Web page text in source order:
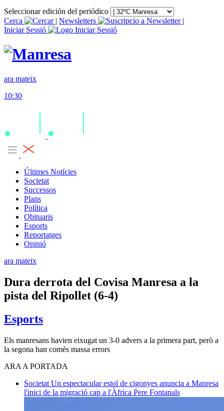
Seleccionar edición del periódico
Cerca
| Newsletters
|
Iniciar Sessió
ara mateix
10:30
Últimes Notícies
Societat
Successos
Plans
Política
Obituaris
Esports
Reportatges
Opinió
ara mateix
Dura derrota del Covisa Manresa a la
pista del Ripollet (6-4)
Esports
Els manresans havien eixugat un 3-0 advers a la primera part, però a
la segona han comès massa errors
ARA A PORTADA
Societat Un espectacular estol de cigonyes anuncia a Manresa
l'inici de la migració cap a l'Àfrica Pere Fontanals